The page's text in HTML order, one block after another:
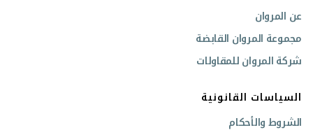
عن المروان
مجموعة المروان القابضة
شركة المروان للمقاولات
السياسات القانونية
الشروط والأحكام